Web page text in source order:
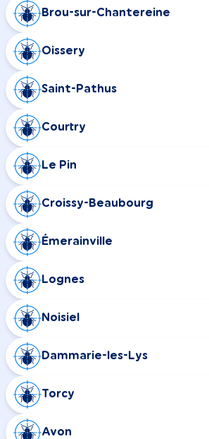
Brou-sur-Chantereine
Oissery
Saint-Pathus
Courtry
Le Pin
Croissy-Beaubourg
Émerainville
Lognes
Noisiel
Dammarie-les-Lys
Torcy
Avon